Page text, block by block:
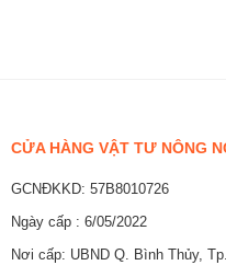
CỬA HÀNG VẬT TƯ NÔNG
GCNĐKKD: 57B8010726
Ngày cấp : 6/05/2022
Nơi cấp: UBND Q. Bình Thủy,